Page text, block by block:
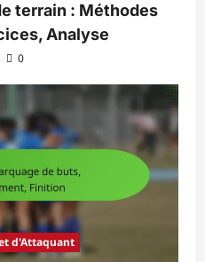
terrain : Méthodes
Analyse
0
d'Attaquant